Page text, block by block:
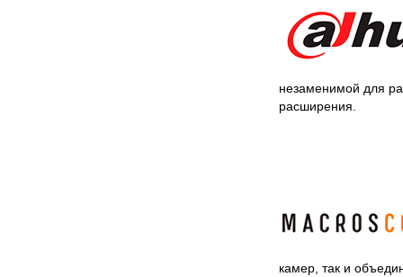
незаменимой для
расширения.
камер, так и